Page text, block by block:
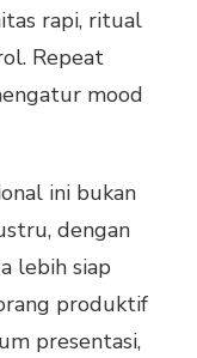
rapi, ritual
Repeat
mood
ini bukan
dengan
lebih siap
produktif
presentasi,